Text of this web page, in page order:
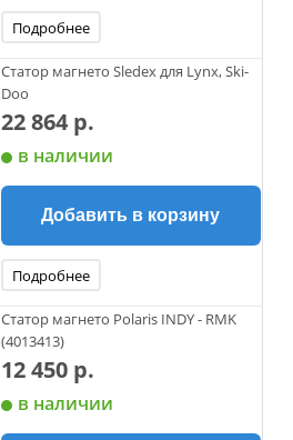
Подробнее
Статор магнето Sledex для Lynx, Ski-
Doo
22 864 р.
в наличии
Добавить в корзину
Подробнее
Статор магнето Polaris INDY - RMK
(4013413)
12 450 р.
в наличии